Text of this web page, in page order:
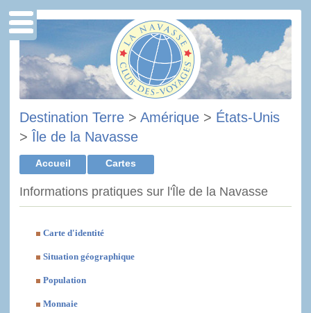
Destination Terre > Amérique > États-Unis
> Île de la Navasse
Accueil Cartes
Informations pratiques sur l'Île de la Navasse
Carte d'identité
Situation géographique
Population
Monnaie